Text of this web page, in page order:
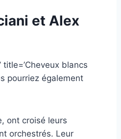
et Alex
blancs
pourriez également
ont croisé leurs
orchestrés. Leur